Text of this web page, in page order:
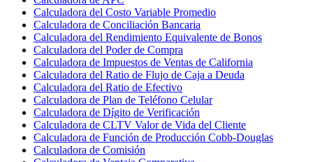
Calculadora del Costo Variable Promedio
Calculadora de Conciliación Bancaria
Calculadora del Rendimiento Equivalente de Bonos
Calculadora del Poder de Compra
Calculadora de Impuestos de Ventas de California
Calculadora del Ratio de Flujo de Caja a Deuda
Calculadora del Ratio de Efectivo
Calculadora de Plan de Teléfono Celular
Calculadora de Dígito de Verificación
Calculadora de CLTV Valor de Vida del Cliente
Calculadora de Función de Producción Cobb-Douglas
Calculadora de Comisión